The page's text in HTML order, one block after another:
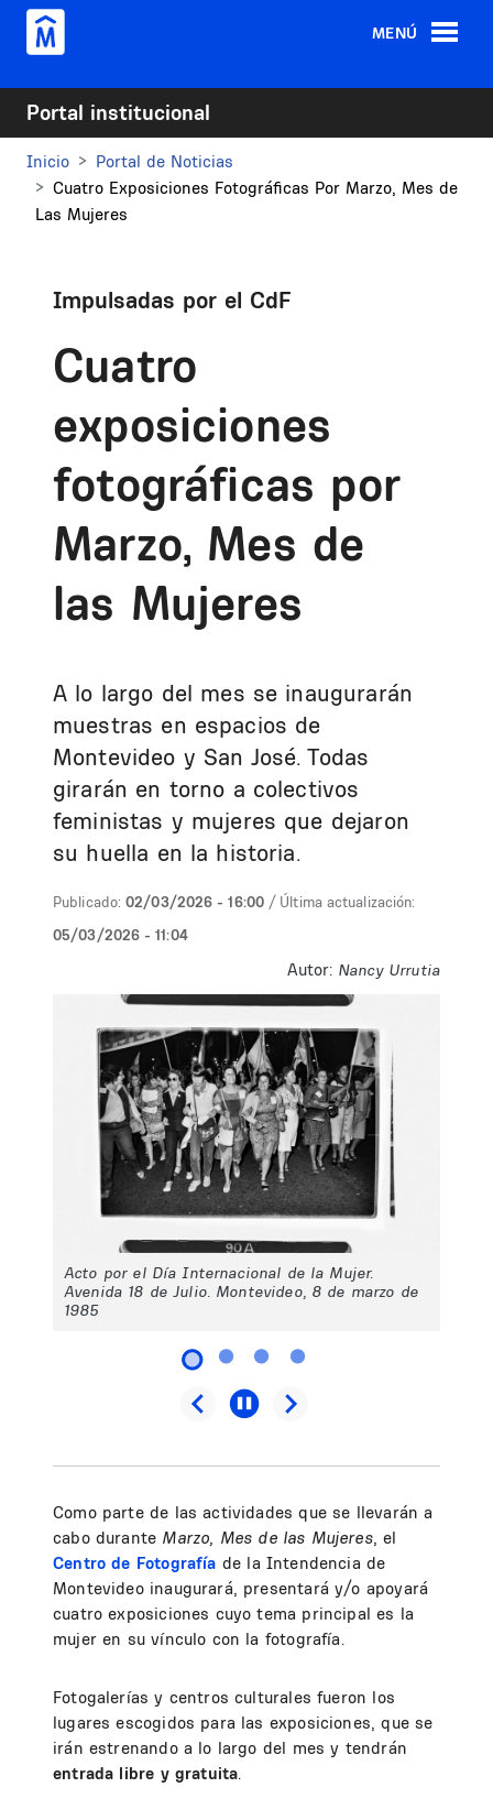
Pasar al contenido principal
MENÚ
Portal institucional
Inicio
Portal de Noticias
Cuatro Exposiciones Fotográficas Por Marzo, Mes de
Las Mujeres
Impulsadas por el CdF
Cuatro
exposiciones
fotográficas por
Marzo, Mes de
las Mujeres
A lo largo del mes se inaugurarán
muestras en espacios de
Montevideo y San José. Todas
girarán en torno a colectivos
feministas y mujeres que dejaron
su huella en la historia.
Publicado: 02/03/2026 - 16:00 / Última actualización:
05/03/2026 - 11:04
Autor: Nancy Urrutia
Acto por el Día Internacional de la Mujer.
Avenida 18 de Julio. Montevideo, 8 de marzo de
1985
Como parte de las actividades que se llevarán a
cabo durante Marzo, Mes de las Mujeres, el
Centro de Fotografía de la Intendencia de
Montevideo inaugurará, presentará y/o apoyará
cuatro exposiciones cuyo tema principal es la
mujer en su vínculo con la fotografía.
Fotogalerías y centros culturales fueron los
lugares escogidos para las exposiciones, que se
irán estrenando a lo largo del mes y tendrán
entrada libre y gratuita.